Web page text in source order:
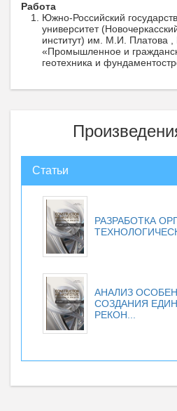
Работа
Южно-Российский
университет
институт) им. М.И. Платова
«Промышленное и
геотехника и
Статьи
РАЗРАБОТКА
АНАЛИЗ
СОЗДАНИЯ
РЕКОН...